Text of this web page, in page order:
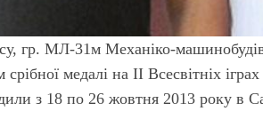
гр. МЛ-31м Механіко-
срібної медалі на ІІ Всесвітніх
з 18 по 26 жовтня 2013 року в